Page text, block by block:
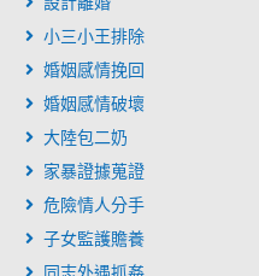
小三小王排除
婚姻感情挽回
婚姻感情破壞
大陸包二奶
家暴證據蒐證
危險情人分手
子女監護贍養